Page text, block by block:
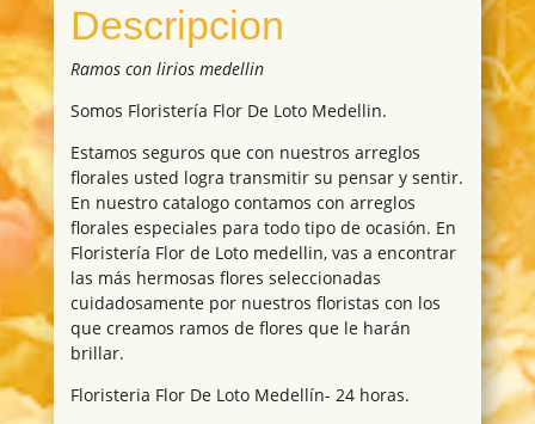
Descripcion
Ramos con lirios medellin
Somos Floristería Flor De Loto Medellin.
Estamos seguros que con nuestros arreglos
florales usted logra transmitir su pensar y sentir.
En nuestro catalogo contamos con arreglos
florales especiales para todo tipo de ocasión. En
Floristería Flor de Loto medellin, vas a encontrar
las más hermosas flores seleccionadas
cuidadosamente por nuestros floristas con los
que creamos ramos de flores que le harán
brillar.
Floristeria Flor De Loto Medellín- 24 horas.